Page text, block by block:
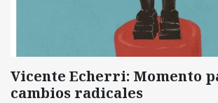
Vicente Echerri: Momento
cambios radicales